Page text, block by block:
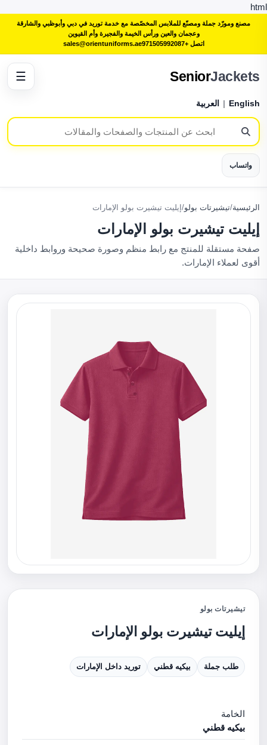
html
مصنع ومورّد جملة ومصنّع للملابس المخصّصة مع خدمة توريد في دبي وأبوظبي والشارقة
وعجمان والعين ورأس الخيمة والفجيرة وأم القيوين
اتصل +971505992087
sales@orientuniforms.ae
SeniorJackets
English
| العربية
واتساب
☰
الرئيسية/تيشيرتات بولو/ إيليت تيشيرت بولو الإمارات
إيليت تيشيرت بولو الإمارات
صفحة مستقلة للمنتج مع رابط منظم وصورة صحيحة وروابط داخلية
أقوى لعملاء الإمارات.
تيشيرتات بولو
إيليت تيشيرت بولو الإمارات
طلب جملة بيكيه قطني توريد داخل الإمارات
الخامة
بيكيه قطني